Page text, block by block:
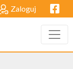
Zaloguj